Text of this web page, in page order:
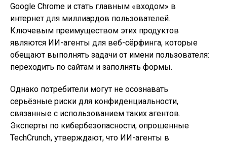
Google Chrome и стать главным «входом» в
интернет для миллиардов пользователей.
Ключевым преимуществом этих продуктов
являются ИИ-агенты для веб-сёрфинга, которые
обещают выполнять задачи от имени пользователя:
переходить по сайтам и заполнять формы.
Однако потребители могут не осознавать
серьёзные риски для конфиденциальности,
связанные с использованием таких агентов.
Эксперты по кибербезопасности, опрошенные
TechCrunch, утверждают, что ИИ-агенты в